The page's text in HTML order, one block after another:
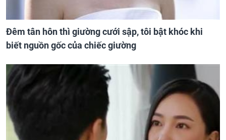
Đêm tân hôn thì giường cưới sập, tôi bật khóc khi
biết nguồn gốc của chiếc giường